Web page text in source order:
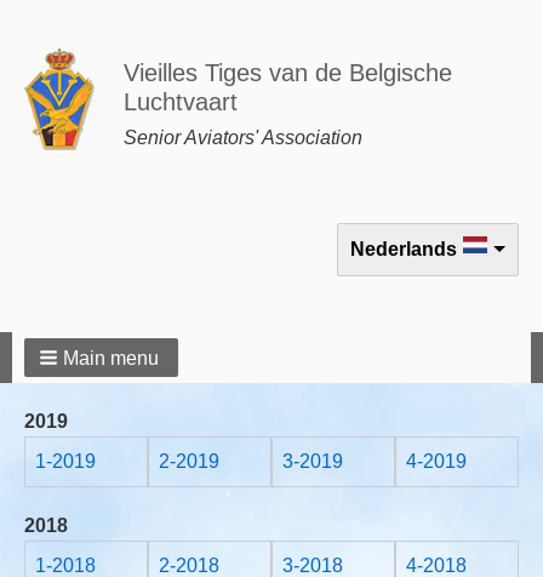
Vieilles Tiges van de Belgische
Luchtvaart
Senior Aviators' Association
Select your language
Nederlands
Main menu
2019
1-2019
2-2019 3-2019 4-2019
2018
1-2018
2-2018 3-2018 4-2018